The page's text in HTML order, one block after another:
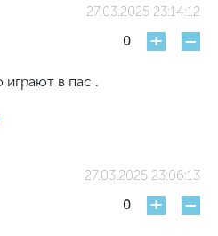
27.03.2025 23:14:12
0
+ -
в пас .
27.03.2025 23:06:13
0
+ -